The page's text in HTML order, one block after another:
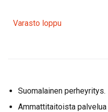
Varasto loppu
Suomalainen perheyritys.
Ammattitaitoista